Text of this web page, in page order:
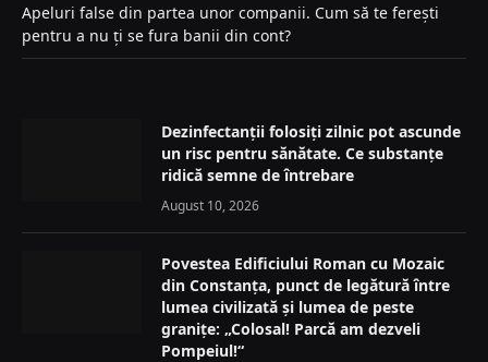
Apeluri false din partea unor companii. Cum să te ferești
pentru a nu ți se fura banii din cont?
Dezinfectanții folosiți zilnic pot ascunde
un risc pentru sănătate. Ce substanțe
ridică semne de întrebare
August 10, 2026
Povestea Edificiului Roman cu Mozaic
din Constanța, punct de legătură între
lumea civilizată și lumea de peste
granițe: „Colosal! Parcă am dezveli
Pompeiul!“